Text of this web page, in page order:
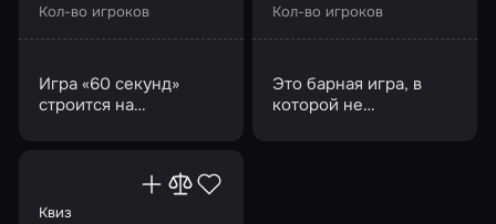
Кол-во игроков
Игра «60 секунд»
строится на
Кол-во игроков
Это барная игра, в
которой не
Квиз